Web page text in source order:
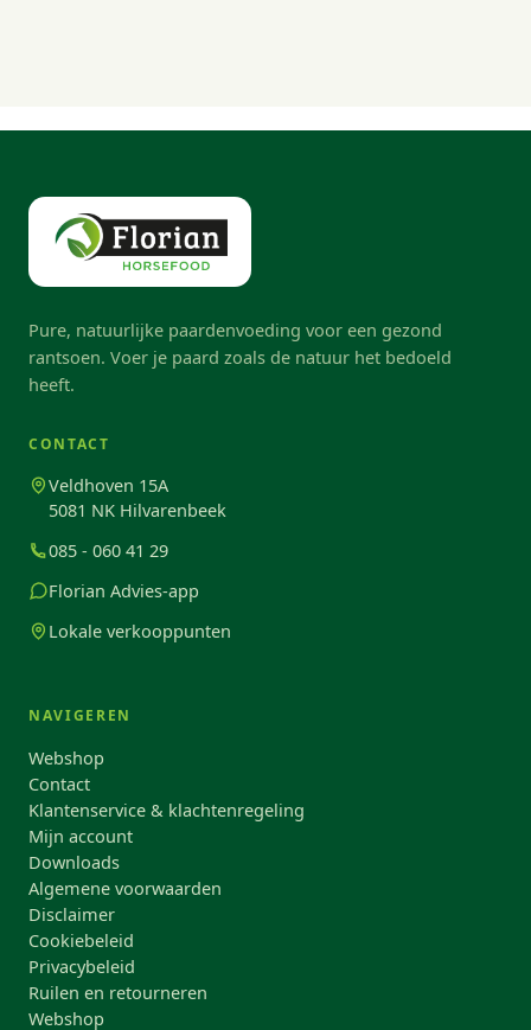
Pure, natuurlijke paardenvoeding voor een gezond
rantsoen. Voer je paard zoals de natuur het bedoeld
heeft.
CONTACT
Veldhoven 15A
5081 NK Hilvarenbeek
085 - 060 41 29
Florian Advies-app
Lokale verkooppunten
NAVIGEREN
Webshop
Contact
Klantenservice & klachtenregeling
Mijn account
Downloads
Algemene voorwaarden
Disclaimer
Cookiebeleid
Privacybeleid
Ruilen en retourneren
Webshop